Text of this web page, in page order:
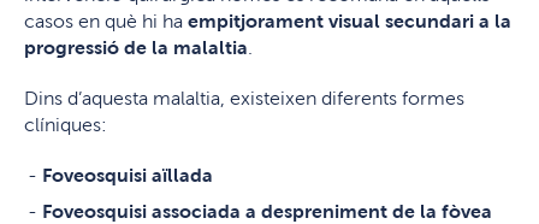
casos en què hi ha empitjorament visual secundari a la
progressió de la malaltia
Dins d’aquesta malaltia, existeixen diferents formes
clíniques:
Foveosquisi aïllada
Foveosquisi associada a despreniment de la fòvea